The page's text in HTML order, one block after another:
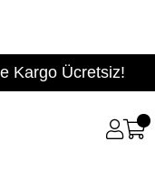
Kargo Ücretsiz!